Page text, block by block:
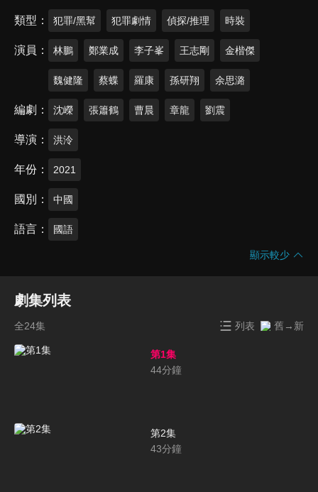
類型 犯罪/黑幫 犯罪劇情 偵探/推理 時裝
演員 林鵬 鄭業成 李子峯 王志剛 金楷傑
魏健隆 蔡蝶 羅康 孫研翔 余思潞
編劇 沈嶸 張簫鶴 曹晨 章龍 劉震
導演 洪泠
年份 2021
國別 中國
語言 國語
顯示較少
劇集列表
全24集 列表 舊→新
第1集
44分鐘
第2集
43分鐘